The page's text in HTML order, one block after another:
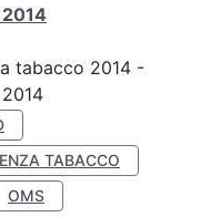
tabacco 2014 -
TABACCO
OMS